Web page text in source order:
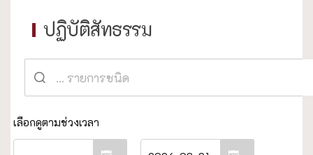
ปฏิบัติสัทธรรม